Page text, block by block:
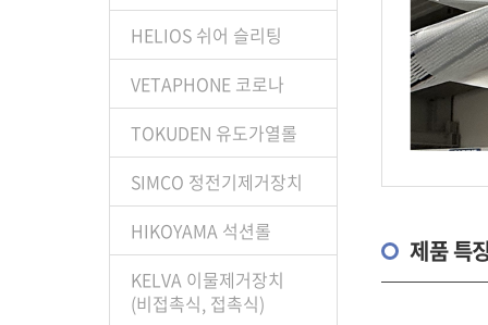
HELIOS 쉬어 슬리팅
VETAPHONE 코로나
TOKUDEN 유도가열롤
SIMCO 정전기제거장치
HIKOYAMA 석션롤
KELVA 이물제거장치
(비접촉식, 접촉식)
제품 특